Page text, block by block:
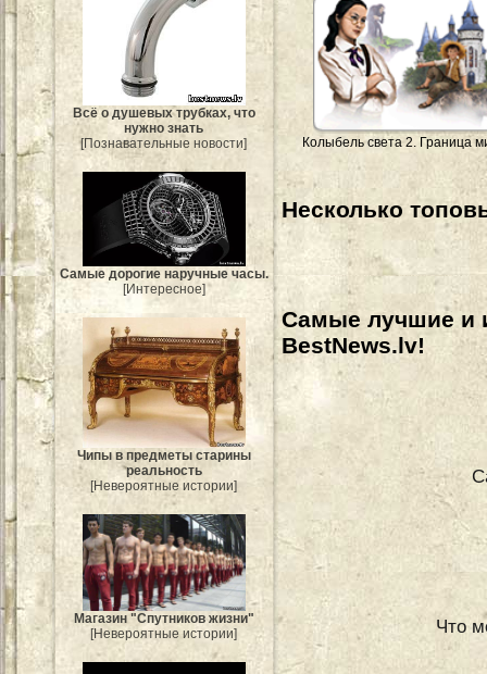
Всё о душевых трубках, что
нужно знать
[Познавательные новости]
Самые дорогие наручные часы.
[Интересное]
Чипы в предметы старины
реальность
[Невероятные истории]
Магазин "Спутников жизни"
[Невероятные истории]
Колыбель света 2. Граница
Несколько
Самые лучшие и
BestNews.lv!
Что